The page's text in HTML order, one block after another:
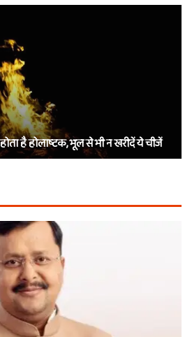
है होलाष्टक, भूल से भी न खरीदें ये चीजें